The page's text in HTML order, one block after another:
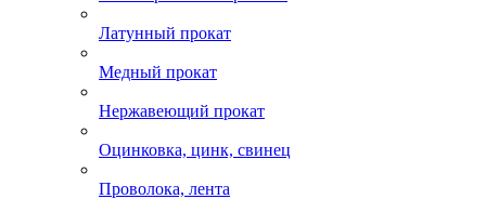
Латунный прокат
Медный прокат
Нержавеющий прокат
Оцинковка, цинк, свинец
Проволока, лента